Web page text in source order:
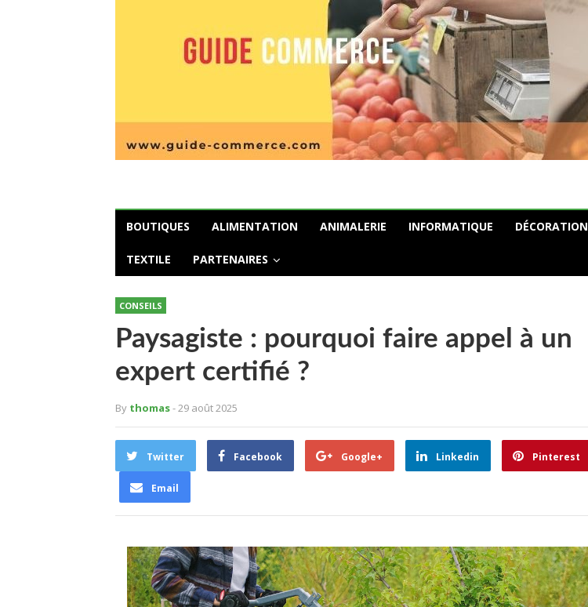
BOUTIQUES ALIMENTATION ANIMALERIE INFORMATIQUE DÉCORATION
TEXTILE PARTENAIRES
CONSEILS
Paysagiste : pourquoi faire appel à un
expert certifié ?
By thomas- 29 août 2025
Twitter Facebook Google+ Linkedin Pinterest
Email